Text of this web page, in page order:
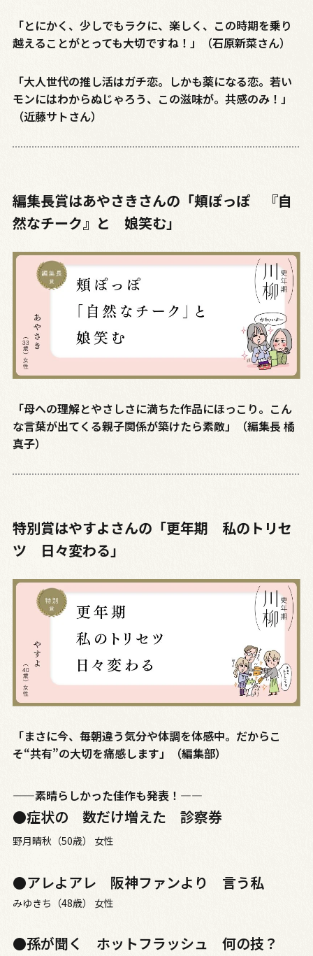
「とにかく、少しでもラクに、楽しく、この時期を乗り
越えることがとっても大切ですね！」（石原新菜さん）
「大人世代の推し活はガチ恋。しかも薬になる恋。若い
モンにはわからぬじゃろう、この滋味が。共感のみ！」
（近藤サトさん）
編集長賞はあやさきさんの「頬ぽっぽ 『自
然なチーク』と 娘笑む」
「母への理解とやさしさに満ちた作品にほっこり。こん
な言葉が出てくる親子関係が築けたら素敵」（編集長 橘
真子）
特別賞はやすよさんの「更年期 私のトリセ
ツ 日々変わる」
「まさに今、毎朝違う気分や体調を体感中。だからこ
そ“共有”の大切を痛感します」（編集部）
——素晴らしかった佳作も発表！―—
●症状の 数だけ増えた 診察券
野月晴秋（50歳） 女性
●アレよアレ 阪神ファンより 言う私
みゆきち（48歳） 女性
●孫が聞く ホットフラッシュ 何の技？